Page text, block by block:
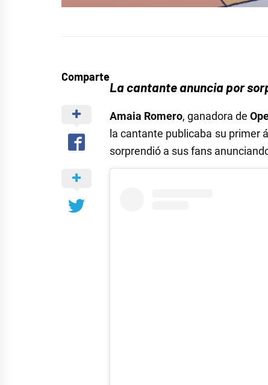
Comparte
La cantante anuncia por
Amaia Romero, ganadora de
la cantante publicaba su primer
sorprendió a sus fans